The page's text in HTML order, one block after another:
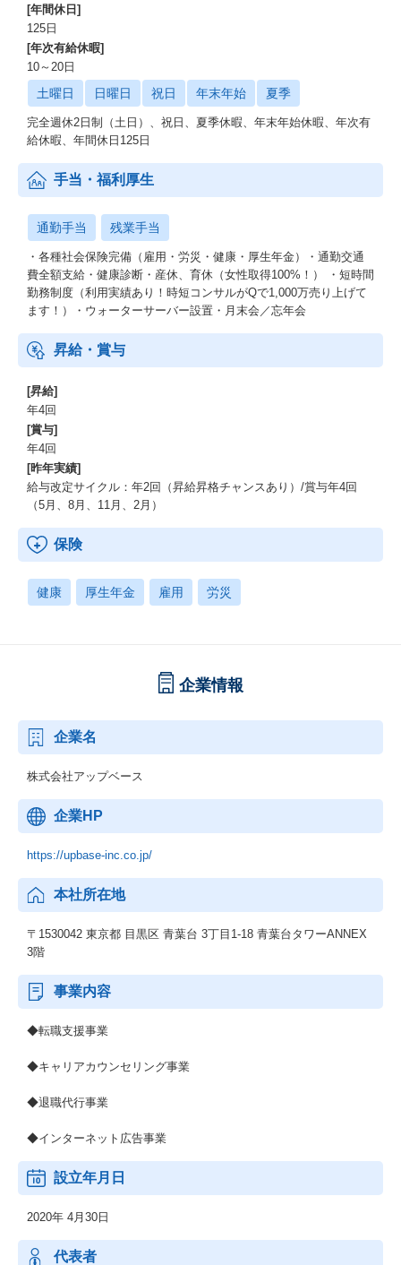
[年間休日]
125日
[年次有給休暇]
10～20日
土曜日 日曜日 祝日 年末年始 夏季
完全週休2日制（土日）、祝日、夏季休暇、年末年始休暇、年次有
給休暇、年間休日125日
手当・福利厚生
通勤手当 残業手当
・各種社会保険完備（雇用・労災・健康・厚生年金）・通勤交通
費全額支給・健康診断・産休、育休（女性取得100%！） ・短時間
勤務制度（利用実績あり！時短コンサルがQで1,000万売り上げて
ます！）・ウォーターサーバー設置・月末会／忘年会
昇給・賞与
[昇給]
年4回
[賞与]
年4回
[昨年実績]
給与改定サイクル：年2回（昇給昇格チャンスあり）/賞与年4回
（5月、8月、11月、2月）
保険
健康 厚生年金 雇用 労災
企業情報
企業名
株式会社アップベース
企業HP
https://upbase-inc.co.jp/
本社所在地
〒1530042 東京都 目黒区 青葉台 3丁目1-18 青葉台タワーANNEX
3階
事業内容
◆転職支援事業
◆キャリアカウンセリング事業
◆退職代行事業
◆インターネット広告事業
設立年月日
2020年 4月30日
代表者